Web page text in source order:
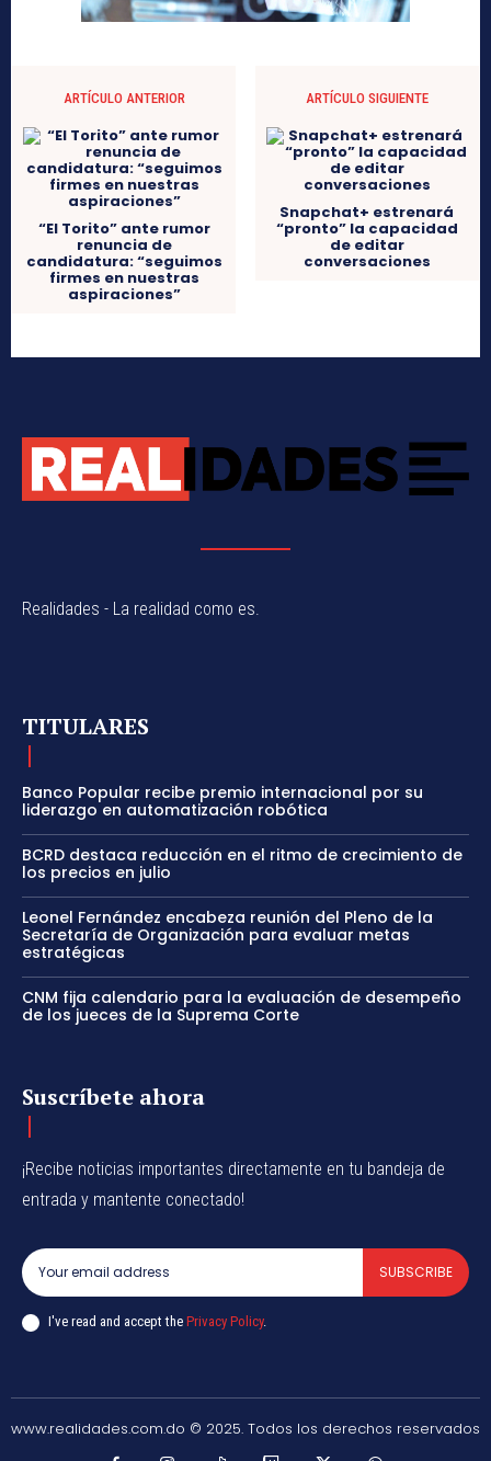
ARTÍCULO ANTERIOR
“El Torito” ante rumor
renuncia de
candidatura: “seguimos
firmes en nuestras
aspiraciones”
ARTÍCULO SIGUIENTE
Snapchat+ estrenará
“pronto” la capacidad
de editar
conversaciones
Realidades - La realidad como es.
TITULARES
Banco Popular recibe premio internacional por su
liderazgo en automatización robótica
BCRD destaca reducción en el ritmo de crecimiento de
los precios en julio
Leonel Fernández encabeza reunión del Pleno de la
Secretaría de Organización para evaluar metas
estratégicas
CNM fija calendario para la evaluación de desempeño
de los jueces de la Suprema Corte
Suscríbete ahora
¡Recibe noticias importantes directamente en tu bandeja de
entrada y mantente conectado!
SUBSCRIBE
I've read and accept the Privacy Policy.
www.realidades.com.do © 2025. Todos los derechos reservados